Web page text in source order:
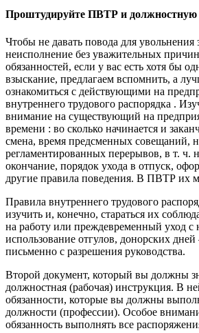
Проштудируйте ПВТР и должностную
Чтобы не давать повода для увольнения
неисполнение без уважительных
обязанностей, если у вас есть хотя бы
взыскание, предлагаем вспомнить, а
ознакомиться с действующими на
внутреннего трудового распорядка .
внимание на существующий на
времени : во сколько начинается и
смена, время предсменных совещаний,
регламентированных перерывов, в т. ч.
окончание, порядок ухода в отпуск,
другие правила поведения. В ПВТР их
Правила внутреннего трудового
изучить и, конечно, стараться их
на работу или преждевременный уход с
использование отгулов, донорских
письменно с разрешения руководства.
Второй документ, который вы должны
должностная (рабочая) инструкция. В
обязанности, которые вы должны
должности (профессии). Особое
обязанность выполнять все